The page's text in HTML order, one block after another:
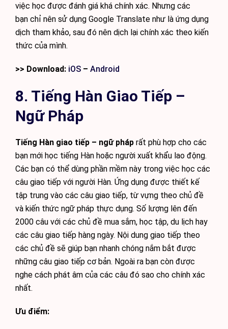
việc học được đánh giá khá chính xác. Nhưng các
bạn chỉ nên sử dụng Google Translate như là ứng dụng
dịch tham khảo, sau đó nên dịch lại chính xác theo kiến
thức của mình.
>> Download: iOS – Android
8. Tiếng Hàn Giao Tiếp –
Ngữ Pháp
Tiếng Hàn giao tiếp – ngữ pháp rất phù hợp cho các
bạn mới học tiếng Hàn hoặc người xuất khẩu lao động.
Các bạn có thể dùng phần mềm này trong việc học các
câu giao tiếp với người Hàn. Ứng dụng được thiết kế
tập trung vào các câu giao tiếp, từ vựng theo chủ đề
và kiến thức ngữ pháp thực dụng. Số lượng lên đến
2000 câu với các chủ đề mua sắm, học tập, du lịch hay
các câu giao tiếp hàng ngày. Nội dung giao tiếp theo
các chủ đề sẽ giúp bạn nhanh chóng nắm bắt được
những câu giao tiếp cơ bản. Ngoài ra bạn còn được
nghe cách phát âm của các câu đó sao cho chính xác
nhất.
Ưu điểm: